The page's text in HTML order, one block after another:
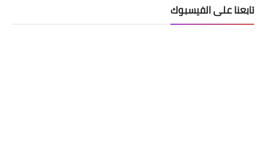
تابعنا على الفيسبوك